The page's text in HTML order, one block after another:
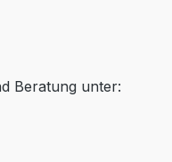
Beratung unter: